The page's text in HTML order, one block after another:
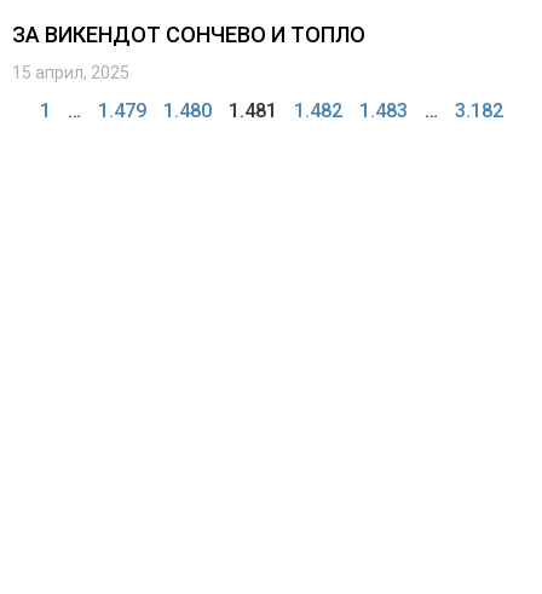
ЗА ВИКЕНДОТ СОНЧЕВО И ТОПЛО
15 април, 2025
1 … 1.479 1.480 1.481 1.482 1.483 … 3.182